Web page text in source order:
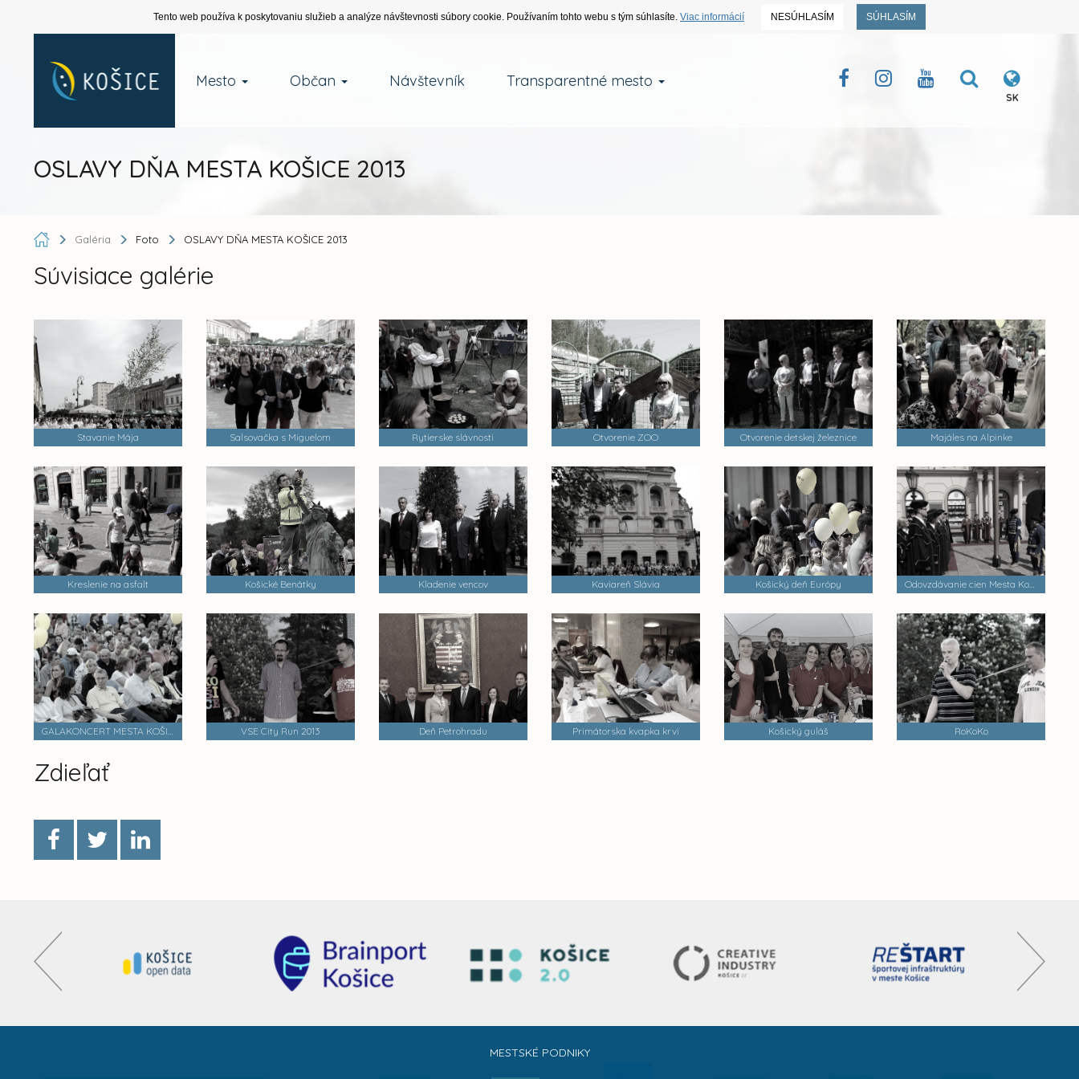
Tento web používa k poskytovaniu služieb a analýze návštevnosti súbory cookie. Používaním tohto webu s tým súhlasíte. Viac informácií NESÚHLASÍM SÚHLASÍM
Mesto Občan Návštevník Transparentné mesto
SK
OSLAVY DŇA MESTA KOŠICE 2013
Galéria Foto OSLAVY DŇA MESTA KOŠICE 2013
Súvisiace galérie
Stavanie Mája Salsovačka s Miguelom Rytierske slávnosti Otvorenie ZOO Otvorenie detskej železnice Majáles na Alpinke
Kreslenie na asfalt Košické Benátky Kladenie vencov Kaviareň Slávia Košický deň Európy Odovzdávanie cien Mesta Košice
GALAKONCERT MESTA KOŠICE VSE City Run 2013 Deň Petrohradu Primátorska kvapka krvi Košický guláš RoKoKo
Zdieľať
MESTSKÉ PODNIKY